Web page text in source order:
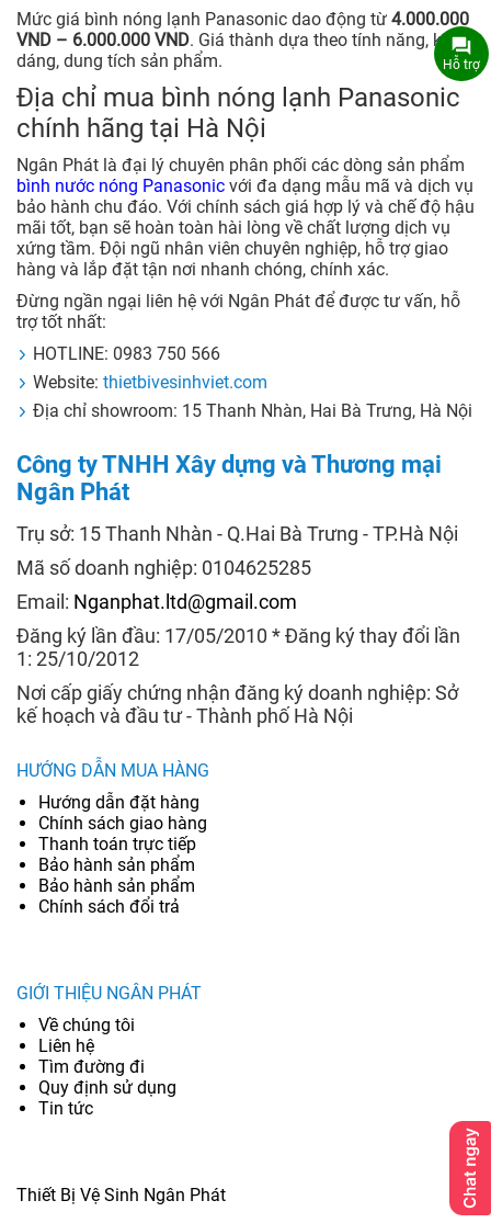
Mức giá bình nóng lạnh Panasonic dao động từ 4.000.000
VND – 6.000.000 VND. Giá thành dựa theo tính năng, kiểu
dáng, dung tích sản phẩm.
Địa chỉ mua bình nóng lạnh Panasonic
chính hãng tại Hà Nội
Ngân Phát là đại lý chuyên phân phối các dòng sản phẩm
bình nước nóng Panasonic với đa dạng mẫu mã và dịch vụ
bảo hành chu đáo. Với chính sách giá hợp lý và chế độ hậu
mãi tốt, bạn sẽ hoàn toàn hài lòng về chất lượng dịch vụ
xứng tầm. Đội ngũ nhân viên chuyên nghiệp, hỗ trợ giao
hàng và lắp đặt tận nơi nhanh chóng, chính xác.
Đừng ngần ngại liên hệ với Ngân Phát để được tư vấn, hỗ
trợ tốt nhất:
HOTLINE: 0983 750 566
Website: thietbivesinhviet.com
Địa chỉ showroom: 15 Thanh Nhàn, Hai Bà Trưng, Hà Nội
Công ty TNHH Xây dựng và Thương mại
Ngân Phát
Trụ sở: 15 Thanh Nhàn - Q.Hai Bà Trưng - TP.Hà Nội
Mã số doanh nghiệp: 0104625285
Email: Nganphat.ltd@gmail.com
Đăng ký lần đầu: 17/05/2010 * Đăng ký thay đổi lần
1: 25/10/2012
Nơi cấp giấy chứng nhận đăng ký doanh nghiệp: Sở
kế hoạch và đầu tư - Thành phố Hà Nội
HƯỚNG DẪN MUA HÀNG
Hướng dẫn đặt hàng
Chính sách giao hàng
Thanh toán trực tiếp
Bảo hành sản phẩm
Bảo hành sản phẩm
Chính sách đổi trả
GIỚI THIỆU NGÂN PHÁT
Về chúng tôi
Liên hệ
Tìm đường đi
Quy định sử dụng
Tin tức
Thiết Bị Vệ Sinh Ngân Phát
Hỗ trợ